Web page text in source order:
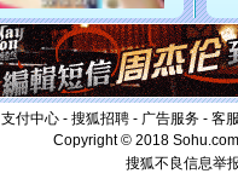
你是我
[元旦]如
起；二是
离。水晶
[元旦]当
泣，这痛
卖了。水
[春节] 风
颜！冬
支付中心 - 搜狐招聘 - 广告服务 - 客
Copyright © 2018
搜狐不良信息举